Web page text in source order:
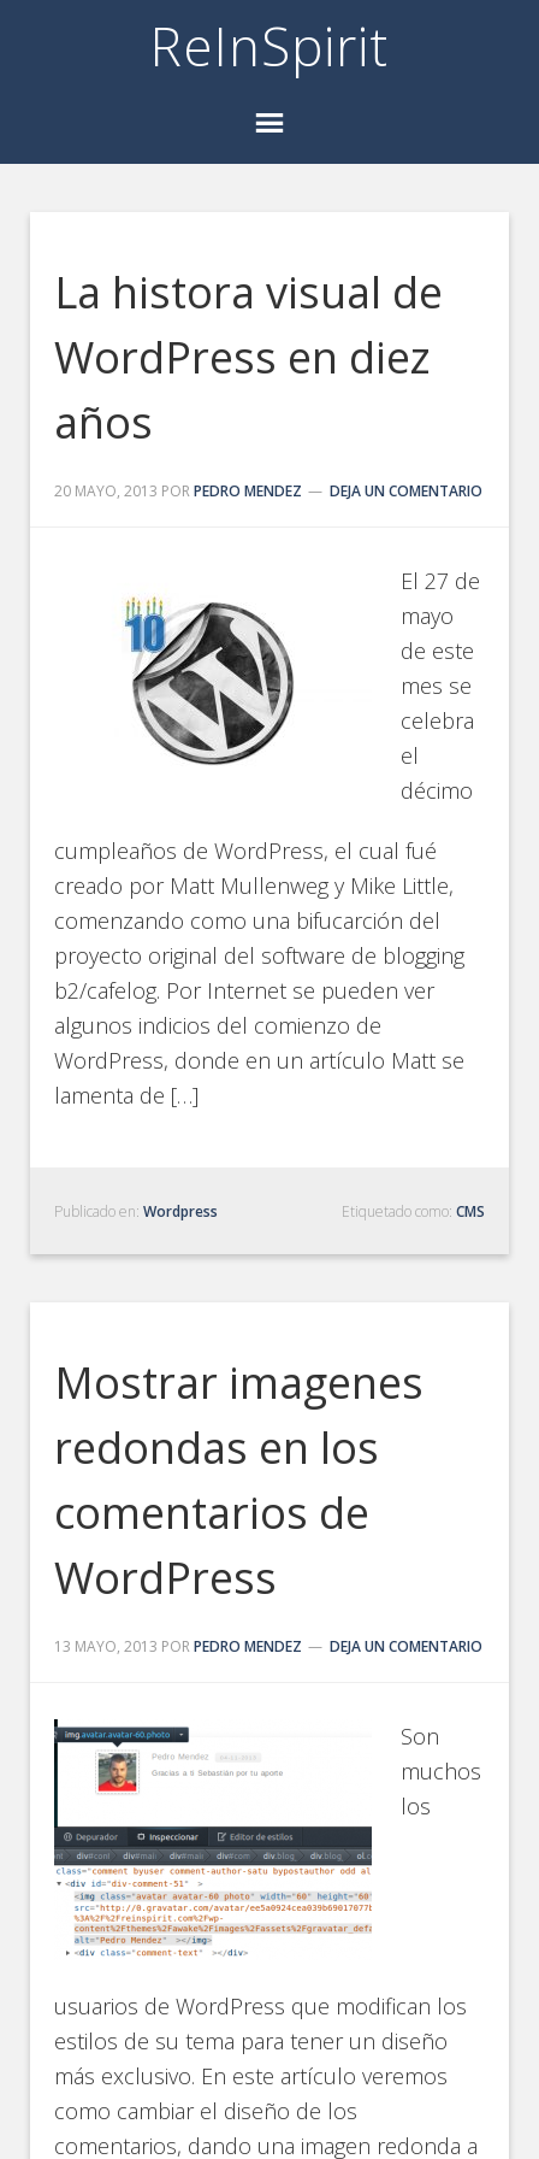
ReInSpirit
La histora visual de
WordPress en diez
años
20 MAYO, 2013 PORPEDRO MENDEZ DEJA UN COMENTARIO
El 27 de
mayo
de este
mes se
celebra
el
décimo
cumpleaños de WordPress, el cual fué
creado por Matt Mullenweg y Mike Little,
comenzando como una bifucarción del
proyecto original del software de blogging
b2/cafelog. Por Internet se pueden ver
algunos indicios del comienzo de
WordPress, donde en un artículo Matt se
lamenta de […]
Publicado en:Wordpress Etiquetado como: CMS
Mostrar imagenes
redondas en los
comentarios de
WordPress
13 MAYO, 2013 PORPEDRO MENDEZ DEJA UN COMENTARIO
Son
muchos
los
usuarios de WordPress que modifican los
estilos de su tema para tener un diseño
más exclusivo. En este artículo veremos
como cambiar el diseño de los
comentarios, dando una imagen redonda a